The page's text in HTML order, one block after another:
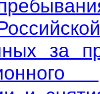
за